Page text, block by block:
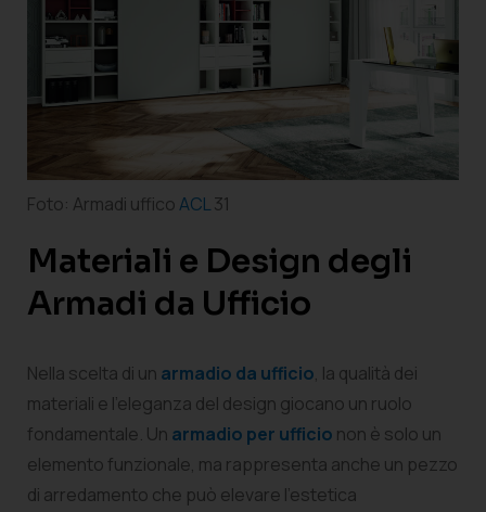
Foto: Armadi ufficoACL31
Materiali e Design degli
Armadi da Ufficio
Nella scelta di un armadio da ufficio, la qualità dei
materiali e l’eleganza del design giocano un ruolo
fondamentale. Un armadio per ufficio non è solo un
elemento funzionale, ma rappresenta anche un pezzo
di arredamento che può elevare l’estetica